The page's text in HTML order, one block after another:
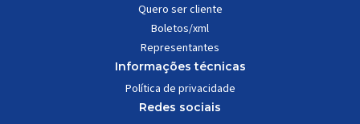
Quero ser cliente
Boletos/xml
Representantes
Informações técnicas
Política de privacidade
Redes sociais